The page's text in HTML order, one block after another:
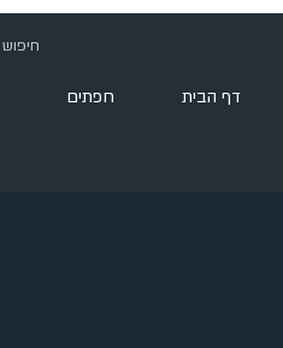
דף הבית חפתים